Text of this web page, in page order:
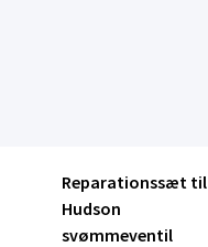
Reparationssæt til
Hudson
svømmeventil